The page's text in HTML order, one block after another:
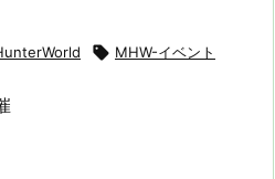
 MHW-イベント